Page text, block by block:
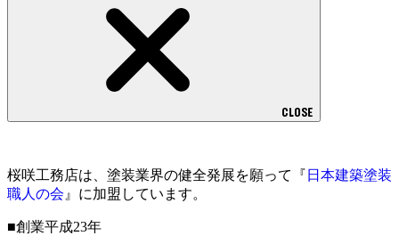
CLOSE
桜咲工務店は、塗装業界の健全発展を願って『 日本建築塗装
職人の会 』に加盟しています。
■創業平成23年